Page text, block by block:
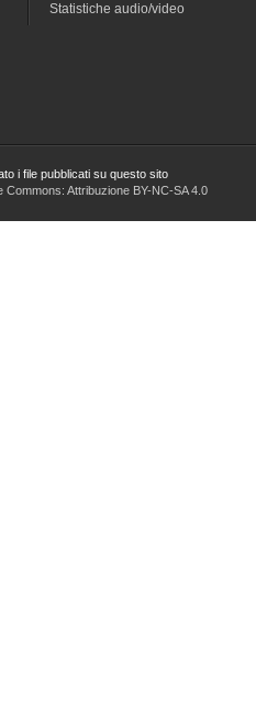
Statistiche audio/video
i file pubblicati su questo sito
Commons: Attribuzione BY-NC-SA 4.0